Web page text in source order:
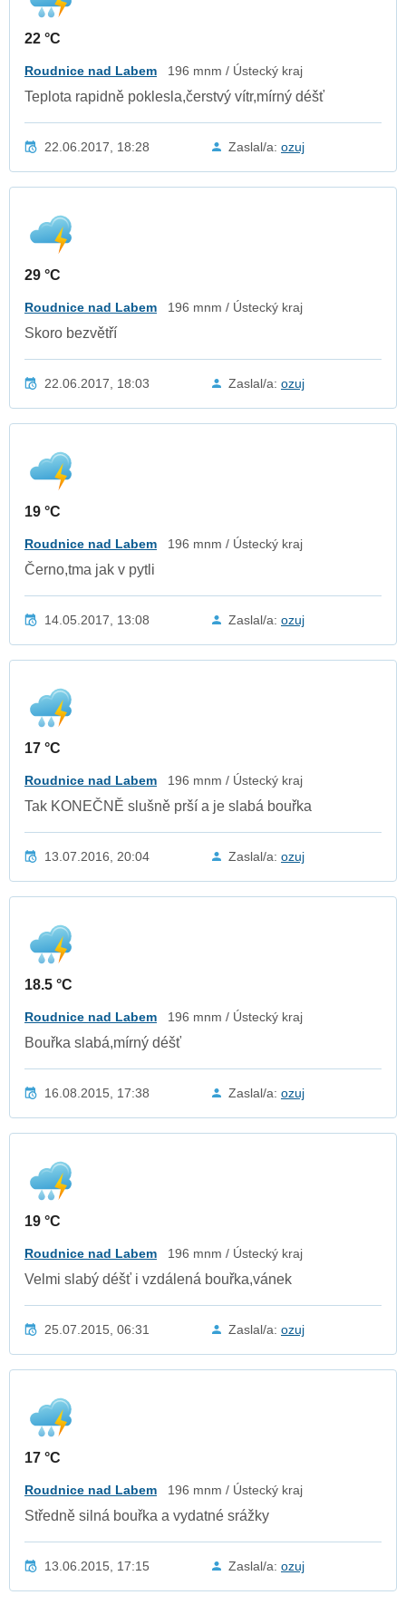
22 °C
Roudnice nad Labem 196 mnm / Ústecký kraj
Teplota rapidně poklesla,čerstvý vítr,mírný déšť
22.06.2017, 18:28 Zaslal/a: ozuj
29 °C
Roudnice nad Labem 196 mnm / Ústecký kraj
Skoro bezvětří
22.06.2017, 18:03 Zaslal/a: ozuj
19 °C
Roudnice nad Labem 196 mnm / Ústecký kraj
Černo,tma jak v pytli
14.05.2017, 13:08 Zaslal/a: ozuj
17 °C
Roudnice nad Labem 196 mnm / Ústecký kraj
Tak KONEČNĚ slušně prší a je slabá bouřka
13.07.2016, 20:04 Zaslal/a: ozuj
18.5 °C
Roudnice nad Labem 196 mnm / Ústecký kraj
Bouřka slabá,mírný déšť
16.08.2015, 17:38 Zaslal/a: ozuj
19 °C
Roudnice nad Labem 196 mnm / Ústecký kraj
Velmi slabý déšť i vzdálená bouřka,vánek
25.07.2015, 06:31 Zaslal/a: ozuj
17 °C
Roudnice nad Labem 196 mnm / Ústecký kraj
Středně silná bouřka a vydatné srážky
13.06.2015, 17:15 Zaslal/a: ozuj